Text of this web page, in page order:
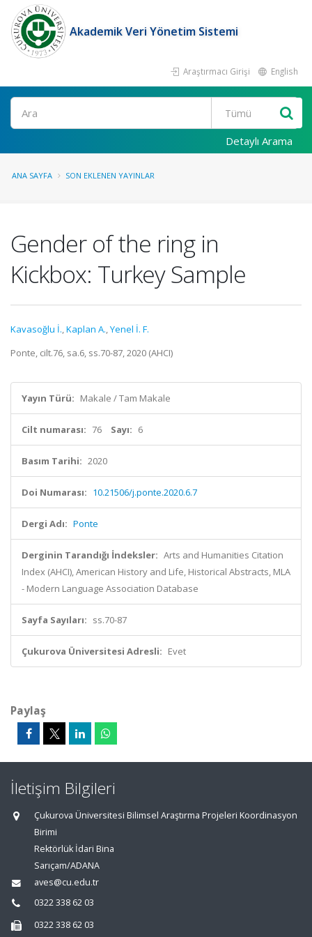
Akademik Veri Yönetim Sistemi
Araştırmacı Girişi English
Ara
Detaylı Arama
ANA SAYFA SON EKLENEN YAYINLAR
Gender of the ring in
Kickbox: Turkey Sample
Kavasoğlu İ.,Kaplan A.,Yenel İ. F.
Ponte, cilt.76, sa.6, ss.70-87, 2020 (AHCI)
Yayın Türü: Makale / Tam Makale
Cilt numarası: 76 Sayı: 6
Basım Tarihi: 2020
Doi Numarası: 10.21506/j.ponte.2020.6.7
Dergi Adı: Ponte
Derginin Tarandığı İndeksler: Arts and Humanities Citation
Index (AHCI), American History and Life, Historical Abstracts, MLA
- Modern Language Association Database
Sayfa Sayıları: ss.70-87
Çukurova Üniversitesi Adresli: Evet
Paylaş
İletişim Bilgileri
Çukurova Üniversitesi Bilimsel Araştırma Projeleri Koordinasyon
Birimi
Rektörlük İdari Bina
Sarıçam/ADANA
aves@cu.edu.tr
0322 338 62 03
0322 338 62 03